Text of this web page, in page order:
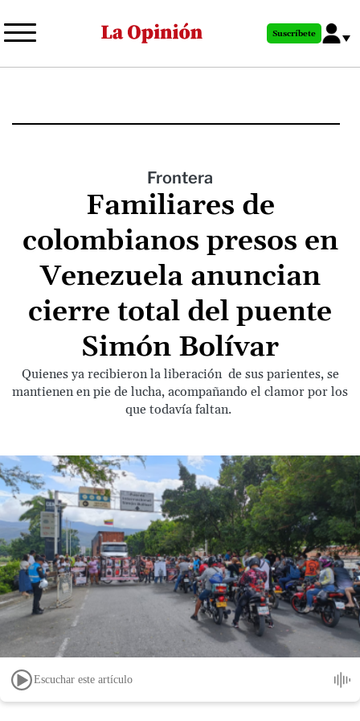
al
principal
Suscríbete
Frontera
Familiares de
colombianos presos en
Venezuela anuncian
cierre total del puente
Simón Bolívar
Quienes ya recibieron la liberación de sus parientes, se
mantienen en pie de lucha, acompañando el clamor por los
que todavía faltan.
Escuchar este artículo